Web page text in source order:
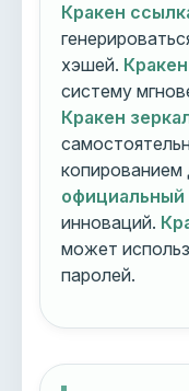
Кракен
хэшей.
систему
Кракен
копированием
официальный
инноваций.
может
паролей.